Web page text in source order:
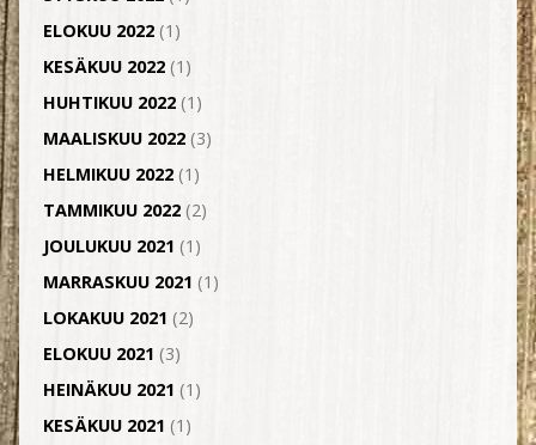
ELOKUU 2022(1)
KESÄKUU 2022(1)
HUHTIKUU 2022(1)
MAALISKUU 2022(3)
HELMIKUU 2022(1)
TAMMIKUU 2022(2)
JOULUKUU 2021 (1)
MARRASKUU 2021 (1)
LOKAKUU 2021 (2)
ELOKUU 2021 (3)
HEINÄKUU 2021 (1)
KESÄKUU 2021 (1)